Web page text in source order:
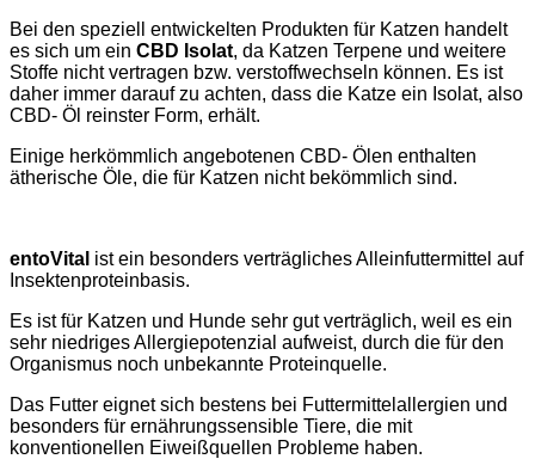
Bei den speziell entwickelten Produkten für Katzen handelt
es sich um ein CBD Isolat, da Katzen Terpene und weitere
Stoffe nicht vertragen bzw. verstoffwechseln können. Es ist
daher immer darauf zu achten, dass die Katze ein Isolat, also
CBD- Öl reinster Form, erhält.
Einige herkömmlich angebotenen CBD- Ölen enthalten
ätherische Öle, die für Katzen nicht bekömmlich sind.
entoVital ist ein besonders verträgliches Alleinfuttermittel auf
Insektenproteinbasis.
Es ist für Katzen und Hunde sehr gut verträglich, weil es ein
sehr niedriges Allergiepotenzial aufweist, durch die für den
Organismus noch unbekannte Proteinquelle.
Das Futter eignet sich bestens bei Futtermittelallergien und
besonders für ernährungssensible Tiere, die mit
konventionellen Eiweißquellen Probleme haben.